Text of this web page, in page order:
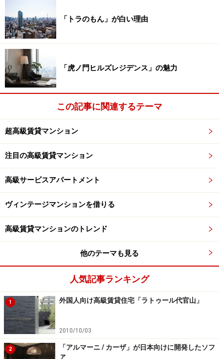
ている)トイレなど、収納と水回りに十分なゆとりがあっ
て、求められる機能を高いレベルで満たしている。下の
画像が実物を撮影したものだ。間接照明が(広すぎて落ち
着かなくなる可能性を抑え)くつろげる空間に貢献してい
ることがわかる。
平河町森タワーレジデンスペントハウス
※記事内容は執筆時点のものです。最新の内容をご確認くださ
「トラのもん」が白い理由
「虎ノ門ヒルズレジデンス」の魅力
この記事に関連するテーマ
超高級賃貸マンション
注目の高級賃貸マンション
高級サービスアパートメント
ヴィンテージマンションを借りる
高級賃貸マンションのトレンド
他のテーマも見る
人気記事ランキング
1 外国人向け高級賃貸住宅「ラトゥール代官山」
2010/10/03
2
「アルマーニ / カーザ」が日本向けに開発したソフ
ァ